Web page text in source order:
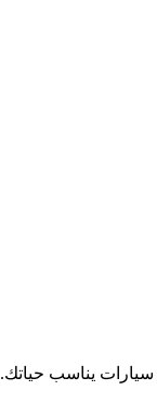
سيارات يناسب حياتك.